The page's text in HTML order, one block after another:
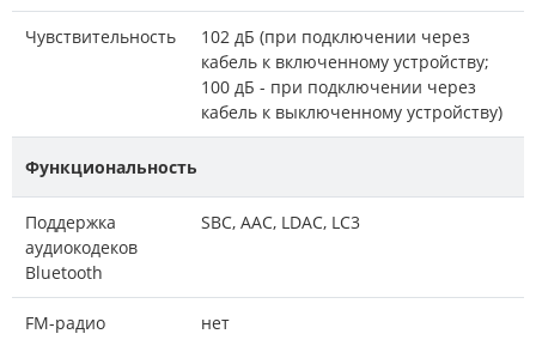
Чувствительность
102 дБ (при подключении через
кабель к включенному устройству;
100 дБ - при подключении через
кабель к выключенному устройству)
Функциональность
Поддержка
аудиокодеков
Bluetooth
SBC, AAC, LDAC, LC3
FM-радио нет